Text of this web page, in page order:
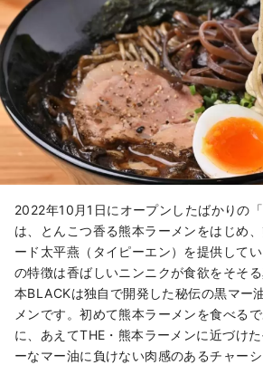
2022年10月1日にオープンしたばかりの
は、とんこつ香る熊本ラーメンをはじめ
ード太平燕（タイピーエン）を提供して
の特徴は香ばしいニンニクが食欲をそそ
本BLACKは独自で開発した秘伝の黒マー
メンです。初めて熊本ラーメンを食べる
に、あえてTHE・熊本ラーメンに近づけ
ーなマー油に負けない肉感のあるチャーシ